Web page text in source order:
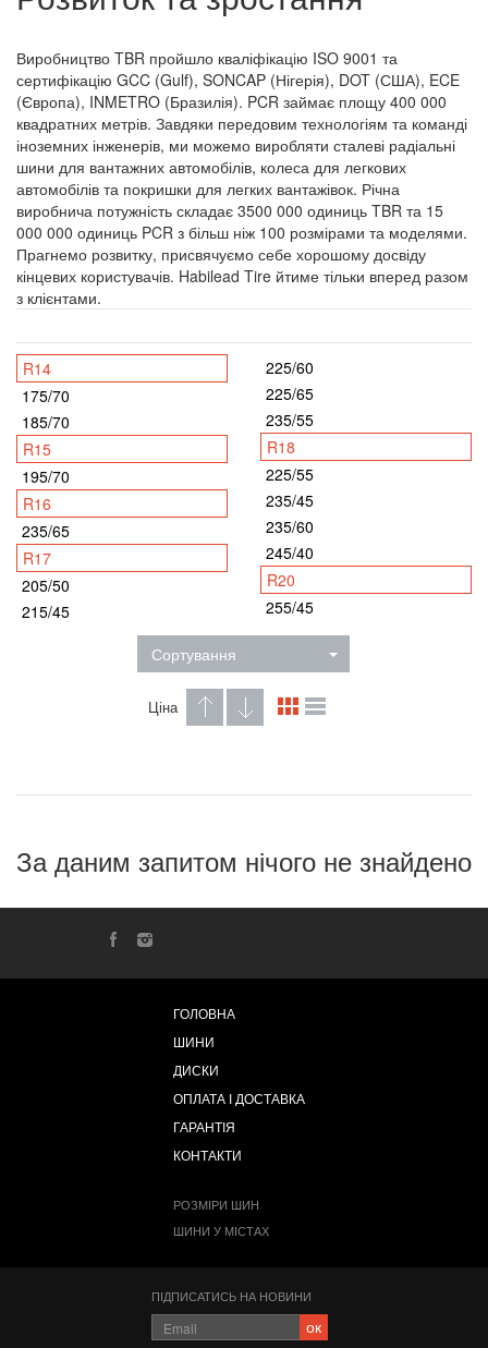
Виробництво TBR пройшло кваліфікацію ISO 9001 та
сертифікацію GCC (Gulf), SONCAP (Нігерія), DOT (США), ECE
(Європа), INMETRO (Бразилія). PCR займає площу 400 000
квадратних метрів. Завдяки передовим технологіям та команді
іноземних інженерів, ми можемо виробляти сталеві радіальні
шини для вантажних автомобілів, колеса для легкових
автомобілів та покришки для легких вантажівок. Річна
виробнича потужність складає 3500 000 одиниць TBR та 15
000 000 одиниць PCR з більш ніж 100 розмірами та моделями.
Прагнемо розвитку, присвячуємо себе хорошому досвіду
кінцевих користувачів. Habilead Tire йтиме тільки вперед разом
з клієнтами.
R14
175/70
185/70
R15
195/70
R16
235/65
R17
205/50
215/45
225/60
225/65
235/55
R18
225/55
235/45
235/60
245/40
R20
255/45
Сортування
Ціна
За даним запитом нічого не знайдено
ГОЛОВНА
ШИНИ
ДИСКИ
ОПЛАТА І ДОСТАВКА
ГАРАНТІЯ
КОНТАКТИ
РОЗМІРИ ШИН
ШИНИ У МІСТАХ
ПІДПИСАТИСЬ НА НОВИНИ
ок